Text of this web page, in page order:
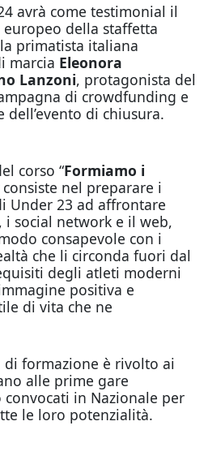
avrà come testimonial il
della staffetta
primatista italiana
marcia Eleonora
Lanzoni, protagonista del
di crowdfunding e
dell’evento di chiusura.
corso “Formiamo i
consiste nel preparare i
Under 23 ad affrontare
i social network e il web,
consapevole con i
che li circonda fuori dal
degli atleti moderni
positiva e
di vita che ne
formazione è rivolto ai
alle prime gare
in Nazionale per
le loro potenzialità.